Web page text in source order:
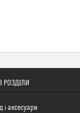
РОЗДІЛИ
і аксесуари